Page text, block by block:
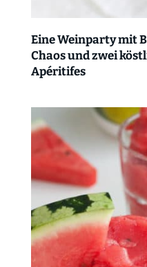
Eine Weinparty mit
Chaos und zwei
Apéritifes